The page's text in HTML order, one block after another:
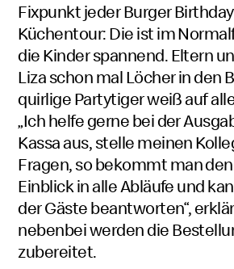
Fixpunkt jederBurger
Küchentour: Die ist im
die Kinder spannend. Eltern
Liza schon mal Löcher in den
quirlige Partytiger weiß auf
„Ich helfe gerne bei der
Kassa aus, stelle meinen
Fragen, so bekommt man
Einblick in alle Abläufe und
der Gäste beantworten“,
nebenbei werden die
zubereitet.